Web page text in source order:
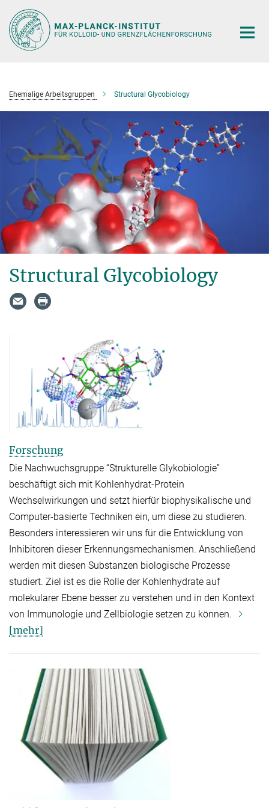
Hauptinhalt
Ehemalige Arbeitsgruppen Structural Glycobiology
Structural Glycobiology
Forschung
Die Nachwuchsgruppe “Strukturelle Glykobiologie”
beschäftigt sich mit Kohlenhydrat-Protein
Wechselwirkungen und setzt hierfür biophysikalische und
Computer-basierte Techniken ein, um diese zu studieren.
Besonders interessieren wir uns für die Entwicklung von
Inhibitoren dieser Erkennungsmechanismen. Anschließend
werden mit diesen Substanzen biologische Prozesse
studiert. Ziel ist es die Rolle der Kohlenhydrate auf
molekularer Ebene besser zu verstehen und in den Kontext
von Immunologie und Zellbiologie setzen zu können.
[mehr]